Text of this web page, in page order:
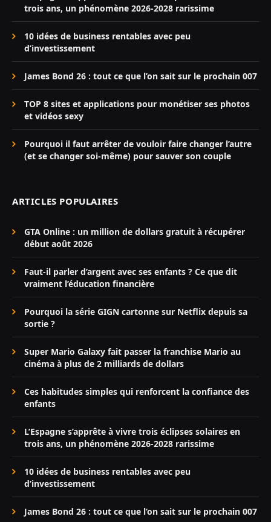
trois ans, un phénomène 2026-2028 rarissime
10 idées de business rentables avec peu
d’investissement
James Bond 26 : tout ce que l’on sait sur le prochain 007
TOP 8 sites et applications pour monétiser ses photos
et vidéos sexy
Pourquoi il faut arrêter de vouloir faire changer l’autre
(et se changer soi-même) pour sauver son couple
ARTICLES POPULAIRES
GTA Online : un million de dollars gratuit à récupérer
début août 2026
Faut-il parler d’argent avec ses enfants ? Ce que dit
vraiment l’éducation financière
Pourquoi la série GIGN cartonne sur Netflix depuis sa
sortie ?
Super Mario Galaxy fait passer la franchise Mario au
cinéma à plus de 2 milliards de dollars
Ces habitudes simples qui renforcent la confiance des
enfants
L’Espagne s’apprête à vivre trois éclipses solaires en
trois ans, un phénomène 2026-2028 rarissime
10 idées de business rentables avec peu
d’investissement
James Bond 26 : tout ce que l’on sait sur le prochain 007